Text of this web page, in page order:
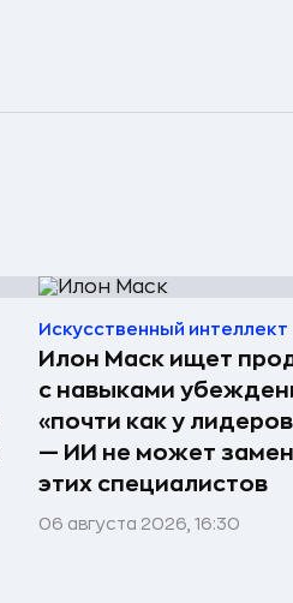
Искусственный интеллект
Илон Маск ищет
с навыками
«почти как у
— ИИ не может
этих специалистов
06 августа 2026, 16:30